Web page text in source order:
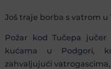
Još traje borba s vatrom u
Požar kod Tučepa
kućama u Podgori,
zahvaljujući vatrogascima,